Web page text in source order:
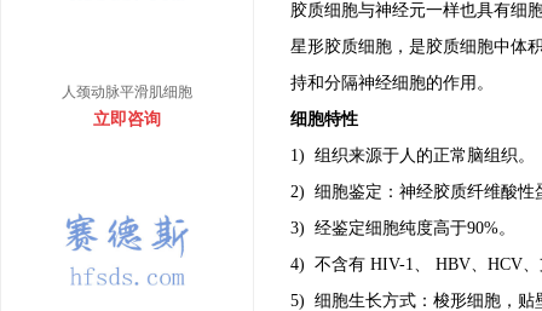
人颈动脉平滑肌细胞
立即咨询
胶质细胞与神经元一样也具有细
星形胶质细胞，是胶质细胞中体
持和分隔神经细胞的作用。
细胞特性
1) 组织来源于人的正常脑组织。
2) 细胞鉴定：神经胶质纤维酸性
3) 经鉴定细胞纯度高于90%。
4) 不含有 HIV-1、 HBV、HCV
5) 细胞生长方式：梭形细胞，贴